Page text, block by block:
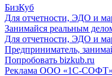
БизКуб
Для отчетности, ЭДО и
Занимайся реальным
Для отчетности, ЭДО и
Предприниматель,
Попробовать bizkub.ru
Реклама ООО «1С-